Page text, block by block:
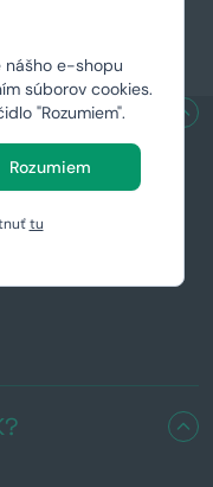
nášho e-shopu
súborov cookies.
"Rozumiem".
Rozumiem
tu